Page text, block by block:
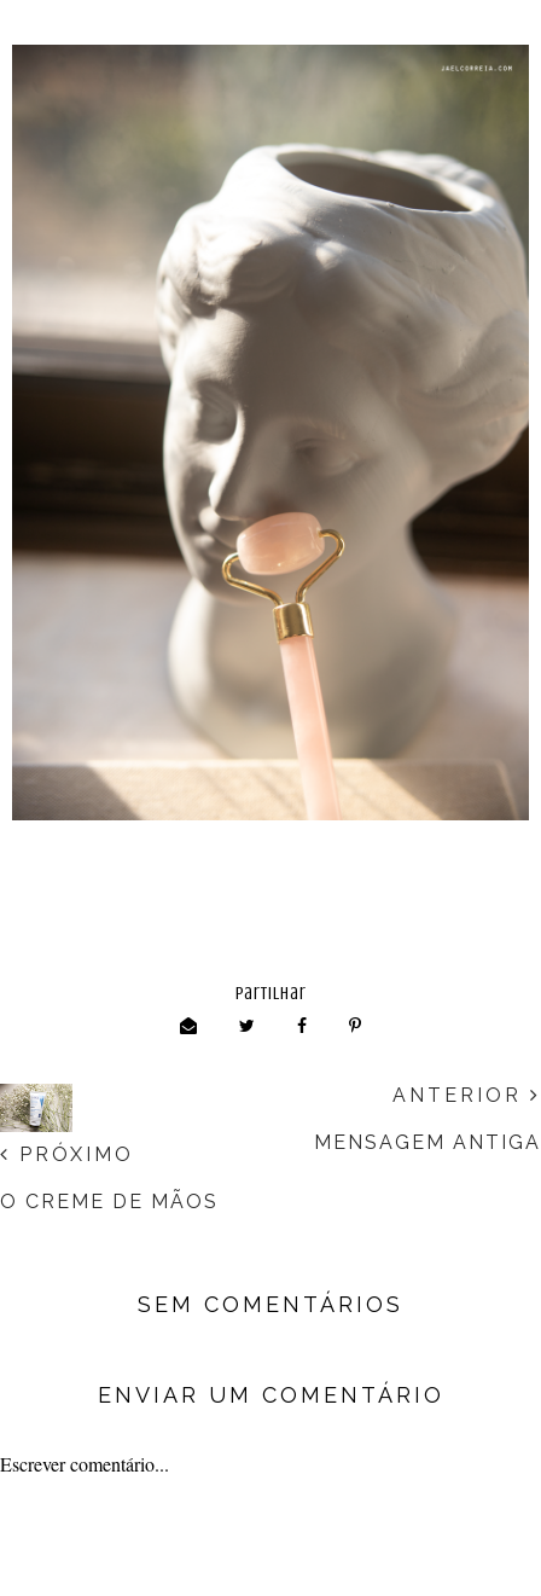
partilhar
ANTERIOR
MENSAGEM ANTIGA
PRÓXIMO
O CREME DE MÃOS
SEM COMENTÁRIOS
ENVIAR UM COMENTÁRIO
Escrever comentário...